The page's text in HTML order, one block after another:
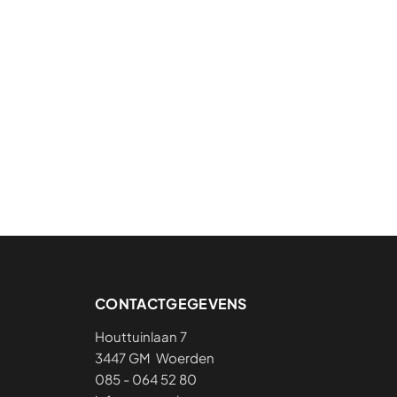
CONTACTGEGEVENS
Houttuinlaan 7
3447 GM Woerden
085 - 064 52 80